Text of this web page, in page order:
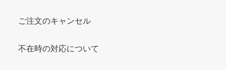
ご注文のキャンセル
不在時の対応について